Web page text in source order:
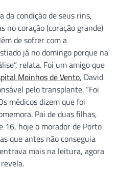
da condição de seus rins,
no coração (coração grande)
de sofrer com a
já no domingo porque na
relata. Foi um amigo que
Moinhos de Vento, David
pelo transplante. “Foi
médicos dizem que foi
Pai de duas filhas,
16, hoje o morador de Porto
que antes não conseguia
mais na leitura, agora